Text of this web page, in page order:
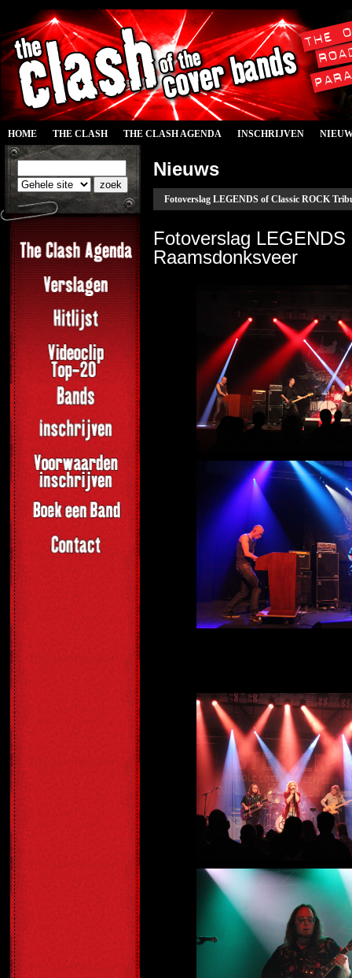
HOME THE CLASH THE CLASH AGENDA INSCHRIJVEN
Nieuws
Fotoverslag LEGENDS of Classic ROCK
Fotoverslag
Raamsdonksveer